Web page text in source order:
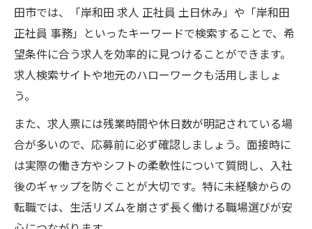
田市では、「岸和田 求人 正社員 土日休み」や「岸和田
正社員 事務」といったキーワードで検索することで、希
望条件に合う求人を効率的に見つけることができます。
求人検索サイトや地元のハローワークも活用しましょ
う。
また、求人票には残業時間や休日数が明記されている場
合が多いので、応募前に必ず確認しましょう。面接時に
は実際の働き方やシフトの柔軟性について質問し、入社
後のギャップを防ぐことが大切です。特に未経験からの
転職では、生活リズムを崩さず長く働ける職場選びが安